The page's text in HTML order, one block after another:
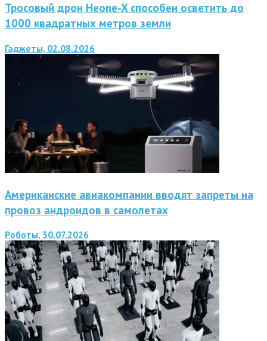
Тросовый дрон Heone-X способен осветить до
1000 квадратных метров земли
Гаджеты, 02.08.2026
Американские авиакомпании вводят запреты на
провоз андроидов в самолетах
Роботы, 30.07.2026